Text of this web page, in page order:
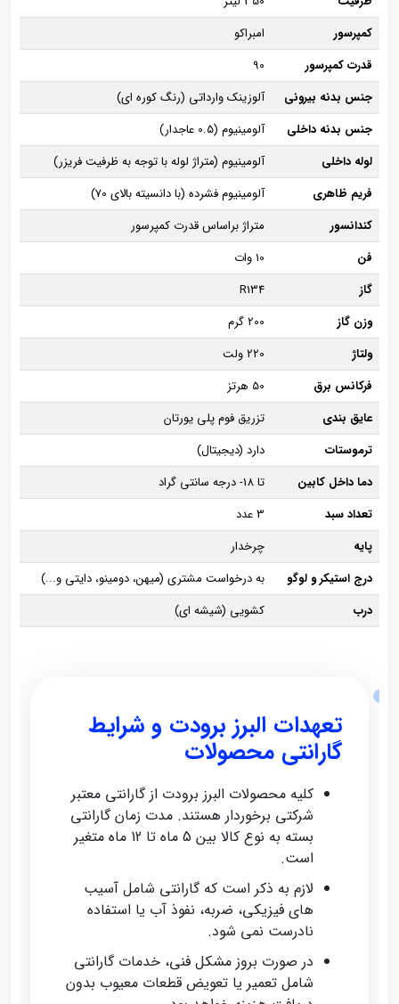
کمپرسور
امبراکو
قدرت کمپرسور
90
جنس بدنه بیرونی
آلوزینک وارداتی (رنگ کوره ای)
جنس بدنه داخلی
آلومینیوم (0.5 عاجدار)
لوله داخلی
آلومینیوم (متراژ لوله با توجه به ظرفیت فریزر)
فریم ظاهری
آلومینیوم فشرده (با دانسیته بالای 70)
کندانسور
متراژ براساس قدرت کمپرسور
فن
10 وات
گاز
R134
وزن گاز
200 گرم
ولتاژ
220 ولت
فرکانس برق
50 هرتز
عایق بندی
تزریق فوم پلی یورتان
ترموستات
دارد (دیجیتال)
دما داخل کابین
تا 18- درجه سانتی گراد
تعداد سبد
3 عدد
پایه
چرخدار
درج استیکر و لوگو
به درخواست مشتری (میهن، دومینو، دایتی و...)
درب
کشویی (شیشه ای)
تعهدات البرز برودت و شرایط
گارانتی محصولات
کلیه محصولات البرز برودت از گارانتی معتبر
شرکتی برخوردار هستند. مدت زمان گارانتی
بسته به نوع کالا بین 5 ماه تا 12 ماه متغیر
است.
لازم به ذکر است که گارانتی شامل آسیب‌
های فیزیکی، ضربه، نفوذ آب یا استفاده
نادرست نمی‌ شود.
در صورت بروز مشکل فنی، خدمات گارانتی
شامل تعمیر یا تعویض قطعات معیوب بدون